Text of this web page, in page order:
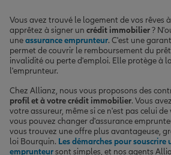
Vous avez trouvé le logement de vos rêves
apprêtez à signer un crédit immobilier?
uneassurance emprunteur. C'est une
permet de couvrir le remboursement du prêt
invalidité ou perte d'emploi. Elle protège à
l'emprunteur.
Chez Allianz, nous vous proposons des
profil et à votre crédit immobilier. Vous
votre assureur, même si ce n'est pas celui
vous pouvez changer d'assurance
vous trouvez une offre plus avantageuse,
loi Bourquin. Les démarches pour souscrire
emprunteursont simples, et nos agents